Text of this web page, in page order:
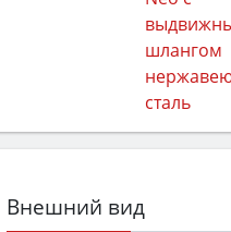
Внешний вид